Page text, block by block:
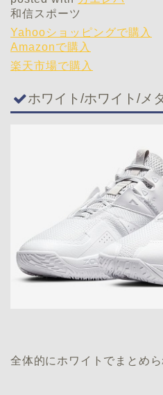
和信スポーツ
Yahooショッピングで購入
Amazonで購入
楽天市場で購入
ホワイト/ホワイト/メ
全体的にホワイトでまとめら